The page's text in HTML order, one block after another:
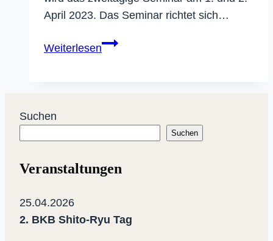
April 2023. Das Seminar richtet sich…
WeiterlesenInternationales
Baião,
Portugal
Suchen
Suchen
Veranstaltungen
25.04.2026
2. BKB Shito-Ryu Tag